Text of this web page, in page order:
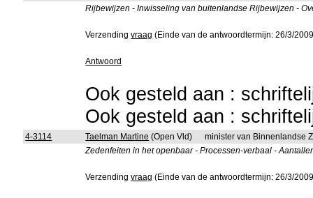
Rijbewijzen - Inwisseling van buitenlandse Rijbewijzen -
Verzendingvraag (Einde van de antwoordtermijn: 26/3/
Antwoord
Ook gesteld aan :
Ook gesteld aan :
4-3114 Taelman Martine (Open Vld)
minister van Binnenlandse
Zedenfeiten in het openbaar - Processen-verbaal -
Verzendingvraag (Einde van de antwoordtermijn: 26/3/